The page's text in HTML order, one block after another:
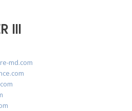
III
md.com